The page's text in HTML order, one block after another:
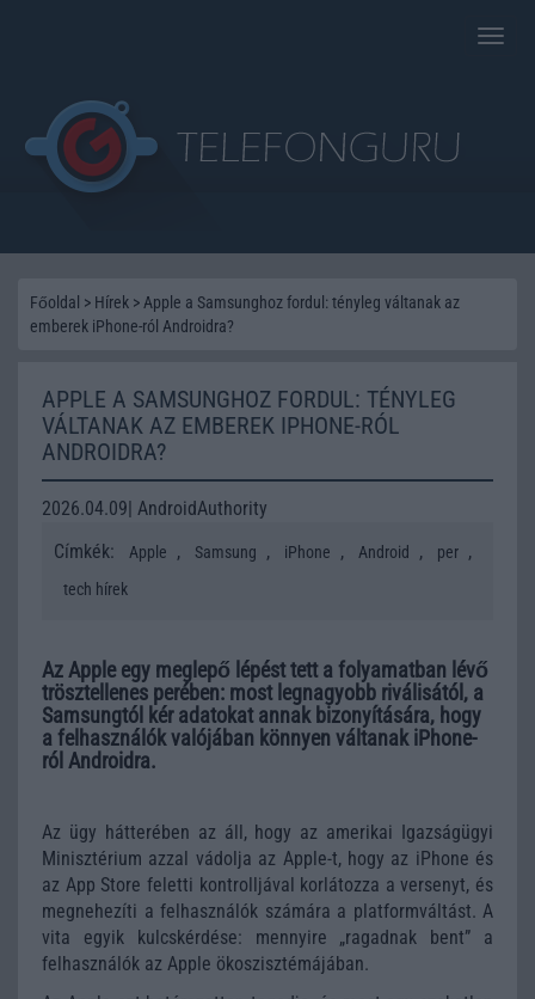
Toggle
Főoldal > Hírek > Apple a Samsunghoz fordul: tényleg váltanak az
emberek iPhone-ról Androidra?
APPLE A SAMSUNGHOZ FORDUL: TÉNYLEG
VÁLTANAK AZ EMBEREK IPHONE-RÓL
ANDROIDRA?
2026.04.09| AndroidAuthority
Címkék:
Apple , Samsung , iPhone , Android , per ,
tech hírek
Az Apple egy meglepő lépést tett a folyamatban lévő
trösztellenes perében: most legnagyobb riválisától, a
Samsungtól kér adatokat annak bizonyítására, hogy
a felhasználók valójában könnyen váltanak iPhone-
ról Androidra.
Az ügy hátterében az áll, hogy az amerikai Igazságügyi
Minisztérium azzal vádolja az Apple-t, hogy az iPhone és
az App Store feletti kontrolljával korlátozza a versenyt, és
megnehezíti a felhasználók számára a platformváltást. A
vita egyik kulcskérdése: mennyire „ragadnak bent” a
felhasználók az Apple ökoszisztémájában.